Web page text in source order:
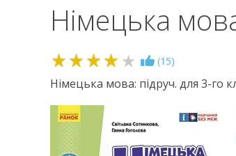
Німецька
4.1 (15)
Німецька мова: підруч. для 3-го